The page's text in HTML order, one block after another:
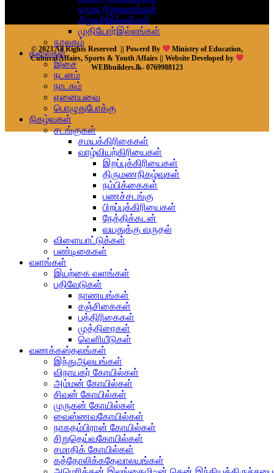
சமூக நிறுவனங்கள்
சிறுவர்இல்லங்கள்
முதியோர்இல்லங்கள்
நூலகம்
கலைகள்
இசை
நடனம்
நாடகம்
ஏனையவை
பொழுதுபோக்கு
நிகழ்வுகள்
சடங்குகள்
சமயக்கிரிகைகள்
வாழ்வியற்கிரியைகள்
இறப்புக்கிரியைகள்
திருமணநிகழ்வுகள்
நம்பிக்கைகள்
பணச்சடங்கு
பிறப்புக்கிரியைகள்
நேத்திக்கடன்
வயதுக்கு வருதல்
விளையாட்டுக்கள்
பண்டிகைகள்
வளங்கள்
இயற்கை வளங்கள்
பதிவேடுகள்
நாணயங்கள்
சஞ்சிகைகள்
பத்திரிகைகள்
முத்திரைகள்
வெளியீடுகள்
வணக்கஸ்தலங்கள்
இந்துஆலயங்கள்
விநாயகர் கோயில்கள்
அம்மன் கோயில்கள்
சிவன் கோயில்கள்
முருகன் கோயில்கள்
வைஸ்ணவகோயில்கள்
நாகதம்பிரான் கோயில்கள்
சிறுதெய்வகோயில்கள்
சமாதிக் கோயில்கள்
கத்தோலிக்கதேவாலயங்கள்
© 2023 All Rights Reserved || Powerd By
Ministry of Education,
Cultural Affairs, Sports & Youth Affairs || Website Developed by
WEBbuilders.lk- 0769988123